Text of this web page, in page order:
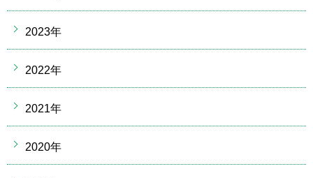
2023年
2022年
2021年
2020年